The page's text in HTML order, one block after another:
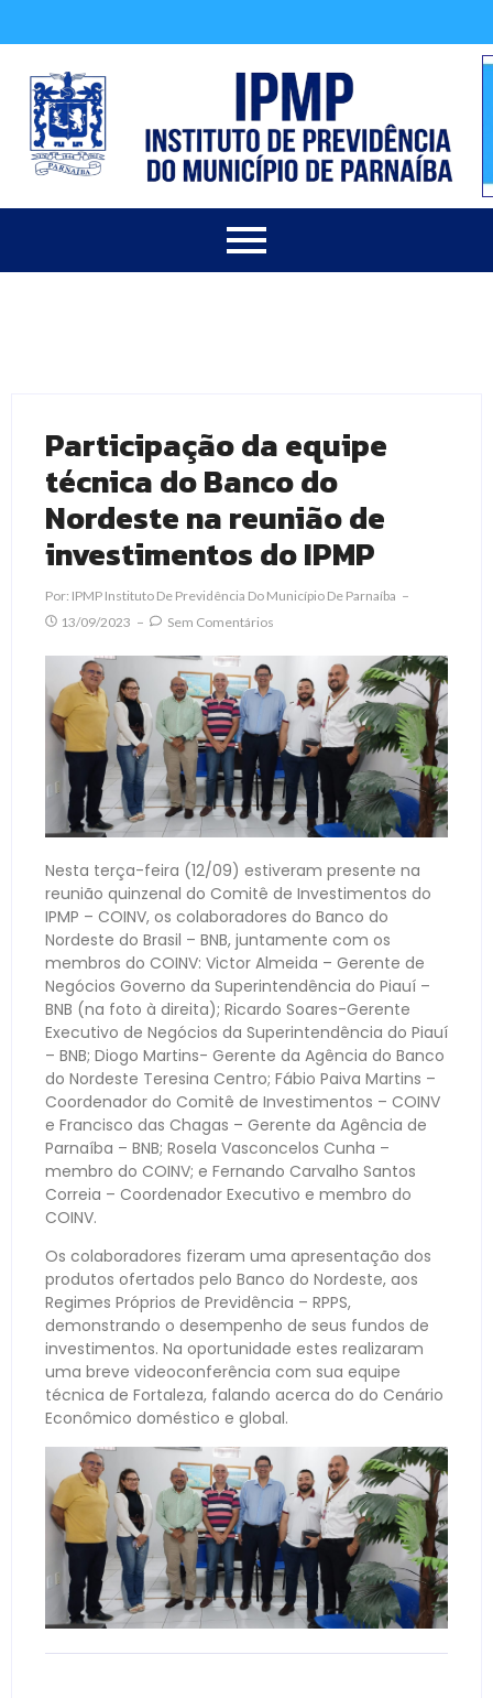
Participação da equipe
técnica do Banco do
Nordeste na reunião de
investimentos do IPMP
Por: IPMP Instituto De Previdência Do Município De Parnaíba
13/09/2023
Sem Comentários
Nesta terça-feira (12/09) estiveram presente na
reunião quinzenal do Comitê de Investimentos do
IPMP – COINV, os colaboradores do Banco do
Nordeste do Brasil – BNB, juntamente com os
membros do COINV: Victor Almeida – Gerente de
Negócios Governo da Superintendência do Piauí –
BNB (na foto à direita); Ricardo Soares-Gerente
Executivo de Negócios da Superintendência do Piauí
– BNB; Diogo Martins- Gerente da Agência do Banco
do Nordeste Teresina Centro; Fábio Paiva Martins –
Coordenador do Comitê de Investimentos – COINV
e Francisco das Chagas – Gerente da Agência de
Parnaíba – BNB; Rosela Vasconcelos Cunha –
membro do COINV; e Fernando Carvalho Santos
Correia – Coordenador Executivo e membro do
COINV.
Os colaboradores fizeram uma apresentação dos
produtos ofertados pelo Banco do Nordeste, aos
Regimes Próprios de Previdência – RPPS,
demonstrando o desempenho de seus fundos de
investimentos. Na oportunidade estes realizaram
uma breve videoconferência com sua equipe
técnica de Fortaleza, falando acerca do do Cenário
Econômico doméstico e global.